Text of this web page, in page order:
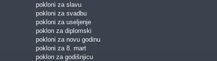
pokloni za slavu
pokloni za svadbu
pokloni za useljenje
poklon za diplomski
pokloni za novu godinu
pokloni za 8. mart
poklon za godišnjicu